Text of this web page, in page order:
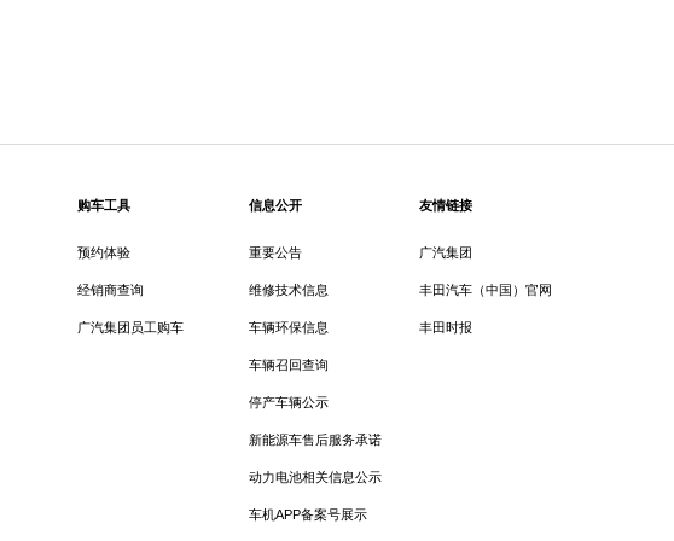
购车工具
预约体验
经销商查询
广汽集团员工购车
信息公开
重要公告
维修技术信息
车辆环保信息
车辆召回查询
停产车辆公示
新能源车售后服务承诺
动力电池相关信息公示
车机APP备案号展示
友情链接
广汽集团
丰田汽车（中国）官网
丰田时报